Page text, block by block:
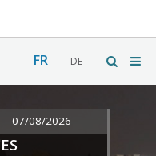
FR DE
07/08/2026